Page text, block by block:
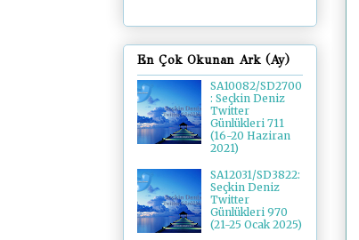
En Çok Okunan Ark (Ay)
SA10082/SD2700
: Seçkin Deniz
Twitter
Günlükleri 711
(16-20 Haziran
2021)
SA12031/SD3822:
Seçkin Deniz
Twitter
Günlükleri 970
(21-25 Ocak 2025)